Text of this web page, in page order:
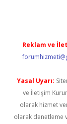
Reklam ve
Yasal Uyarı:
ve İletişim
olarak hizmet
olarak denetleme